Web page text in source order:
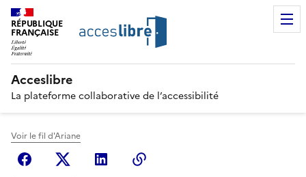
RÉPUBLIQUE
FRANÇAISE
Acceslibre
La plateforme collaborative de l’accessibilité
Voir le fil d'Ariane
FacebookX (anciennement Twitter)
Linkedin